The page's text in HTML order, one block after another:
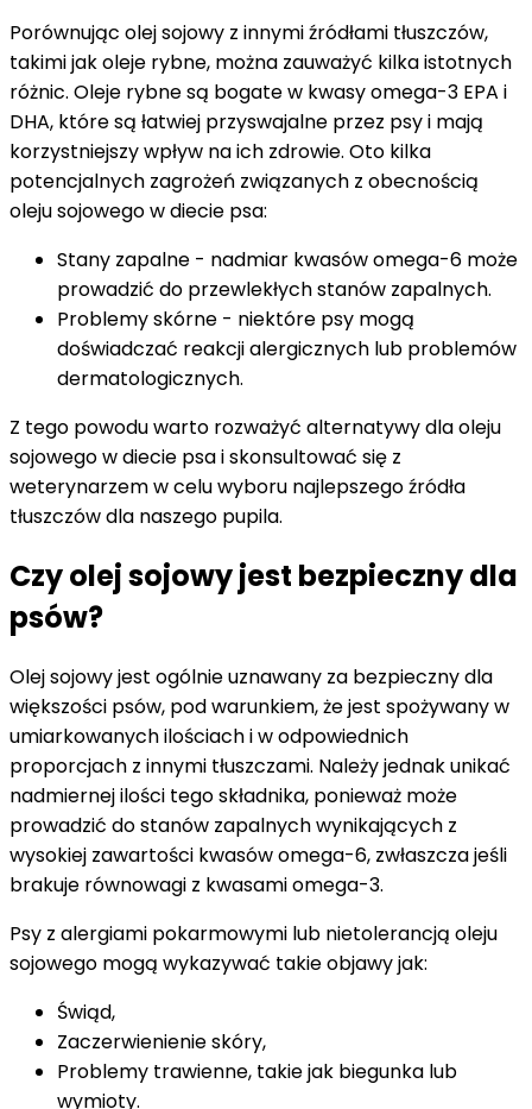
Porównując olej sojowy z innymi źródłami tłuszczów,
takimi jak oleje rybne, można zauważyć kilka istotnych
różnic. Oleje rybne są bogate w kwasy omega-3 EPA i
DHA, które są łatwiej przyswajalne przez psy i mają
korzystniejszy wpływ na ich zdrowie. Oto kilka
potencjalnych zagrożeń związanych z obecnością
oleju sojowego w diecie psa:
Stany zapalne - nadmiar kwasów omega-6 może
prowadzić do przewlekłych stanów zapalnych.
Problemy skórne - niektóre psy mogą
doświadczać reakcji alergicznych lub problemów
dermatologicznych.
Z tego powodu warto rozważyć alternatywy dla oleju
sojowego w diecie psa i skonsultować się z
weterynarzem w celu wyboru najlepszego źródła
tłuszczów dla naszego pupila.
Czy olej sojowy jest bezpieczny dla
psów?
Olej sojowy jest ogólnie uznawany za bezpieczny dla
większości psów, pod warunkiem, że jest spożywany w
umiarkowanych ilościach i w odpowiednich
proporcjach z innymi tłuszczami. Należy jednak unikać
nadmiernej ilości tego składnika, ponieważ może
prowadzić do stanów zapalnych wynikających z
wysokiej zawartości kwasów omega-6, zwłaszcza jeśli
brakuje równowagi z kwasami omega-3.
Psy z alergiami pokarmowymi lub nietolerancją oleju
sojowego mogą wykazywać takie objawy jak:
Świąd,
Zaczerwienienie skóry,
Problemy trawienne, takie jak biegunka lub
wymioty.